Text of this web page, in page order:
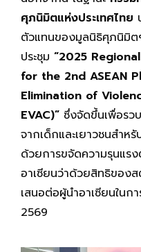
ศุภนิมิตแห่งประเทศไทย
ตัวแทนของมูลนิธิศุภนิมิตฯ
ประชุม “2025
for the 2nd ASEAN
Elimination of
EVAC)” ซึ่งจัดขึ้นเพื่อรว
จากเด็กและเยาวชนสำห
ด้วยการขจัดความรุนแร
อาเซียนว่าด้วยสิทธิของ
เสนอต่อผู้นำอาเซียนในก
2569